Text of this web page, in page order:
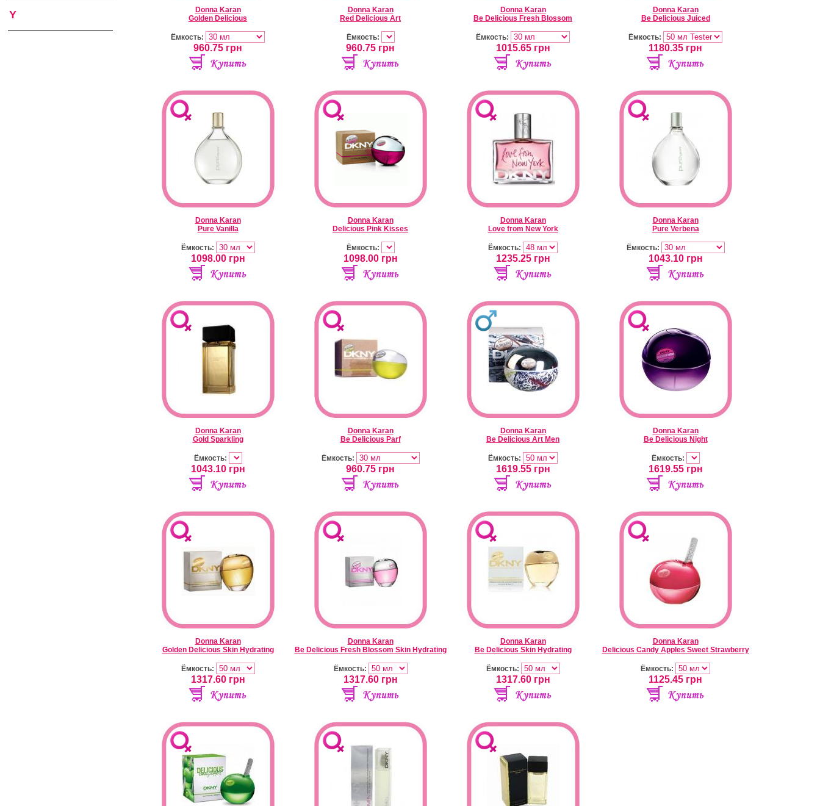
Y
Donna Karan
Golden Delicious
Ёмкость:
960.75 грн
Donna Karan
Red Delicious Art
Ёмкость:
960.75 грн
Donna Karan
Be Delicious Fresh Blossom
Ёмкость:
1015.65грн
Donna Karan
Be Delicious Juiced
Ёмкость:
1180.35 грн
Donna Karan
Pure Vanilla
Ёмкость:
1098.00грн
Donna Karan
Delicious Pink Kisses
Ёмкость:
1098.00грн
Donna Karan
Love from New York
Ёмкость:
1235.25грн
Donna Karan
Pure Verbena
Ёмкость:
1043.10грн
Donna Karan
Gold Sparkling
Ёмкость:
1043.10грн
Donna Karan
Be Delicious Parf
Ёмкость:
960.75 грн
Donna Karan
Be Delicious Art Men
Ёмкость:
1619.55грн
Donna Karan
Be Delicious Night
Ёмкость:
1619.55грн
Donna Karan
Golden Delicious Skin Hydrating
Ёмкость:
1317.60грн
Donna Karan
Be Delicious Fresh Blossom Skin Hydrating
Ёмкость:
1317.60грн
Donna Karan
Be Delicious Skin Hydrating
Ёмкость:
1317.60грн
Donna Karan
Delicious Candy Apples Sweet Strawberry
Ёмкость:
1125.45 грн